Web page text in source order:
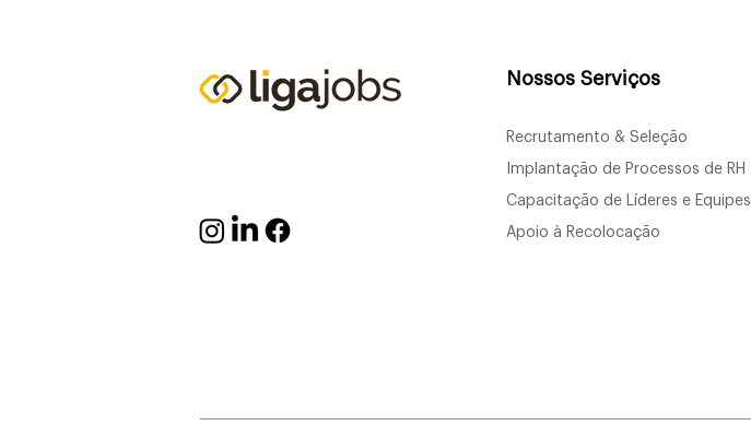
Nossos Serviços
Recrutamento & Seleção
Implantação de Processos de RH
Capacitação de Líderes e Equipes
Apoio à Recolocação